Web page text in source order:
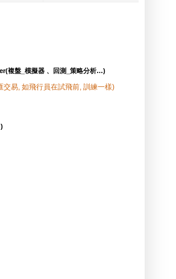
複盤_模擬器 、回測_策略分析…)
交易, 如飛行員在試飛前, 訓練一樣)